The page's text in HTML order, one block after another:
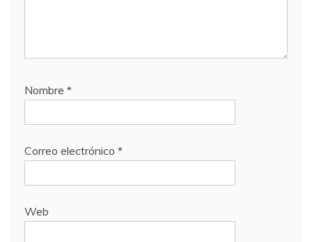
Nombre *
Correo electrónico *
Web